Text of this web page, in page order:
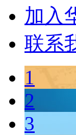
加入
联系
1
2
3